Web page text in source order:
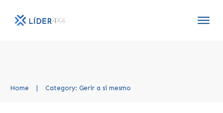
Home Category: Gerir a si mesmo